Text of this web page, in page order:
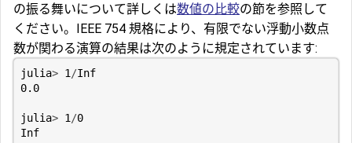
の振る舞いについて詳しくは数値の比較の節を参照して
ください。IEEE 754 規格により、有限でない浮動小数点
数が関わる演算の結果は次のように規定されています:
julia> 1 /Inf
0.0
julia> 1 /0
Inf